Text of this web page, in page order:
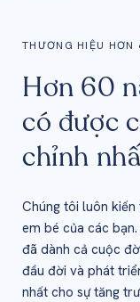
THƯƠNG HIỆU
Hơn 60
có được
chỉnh
Chúng tôi luôn
em bé của các
đã dành cả cuộc
đầu đời và phát
nhất cho sự tăng